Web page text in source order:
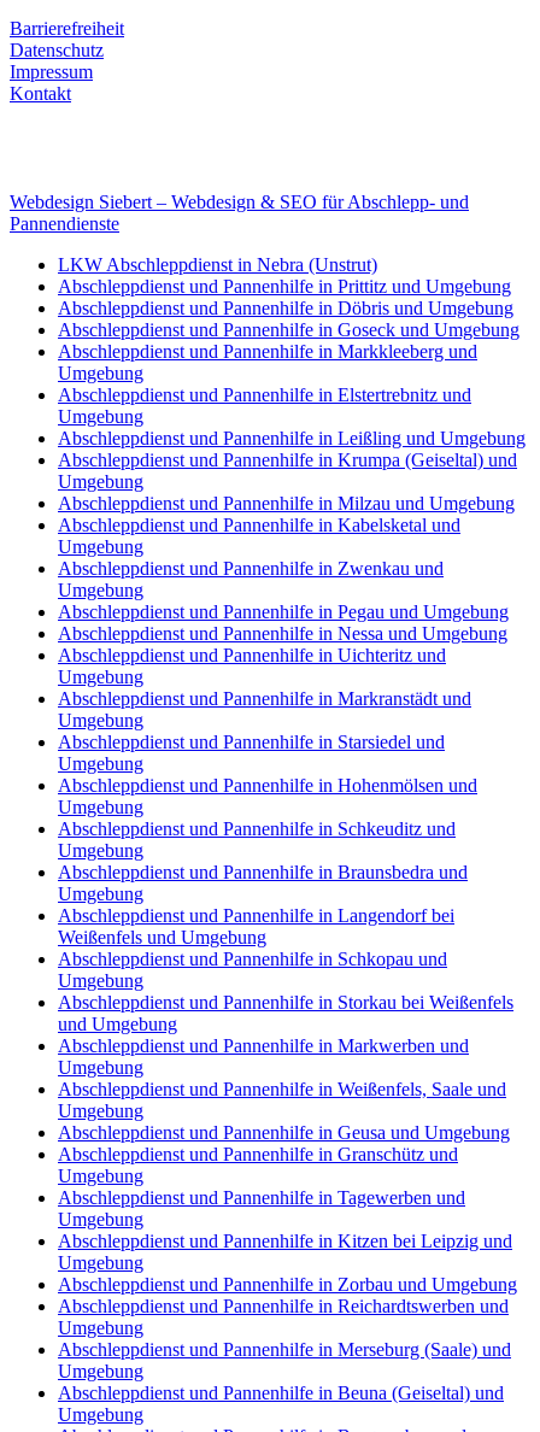
Barrierefreiheit
Datenschutz
Impressum
Kontakt
Webdesign Siebert – Webdesign & SEO für Abschlepp- und
Pannendienste
LKW Abschleppdienst in Nebra (Unstrut)
Abschleppdienst und Pannenhilfe in Prittitz und Umgebung
Abschleppdienst und Pannenhilfe in Döbris und Umgebung
Abschleppdienst und Pannenhilfe in Goseck und Umgebung
Abschleppdienst und Pannenhilfe in Markkleeberg und
Umgebung
Abschleppdienst und Pannenhilfe in Elstertrebnitz und
Umgebung
Abschleppdienst und Pannenhilfe in Leißling und Umgebung
Abschleppdienst und Pannenhilfe in Krumpa (Geiseltal) und
Umgebung
Abschleppdienst und Pannenhilfe in Milzau und Umgebung
Abschleppdienst und Pannenhilfe in Kabelsketal und
Umgebung
Abschleppdienst und Pannenhilfe in Zwenkau und
Umgebung
Abschleppdienst und Pannenhilfe in Pegau und Umgebung
Abschleppdienst und Pannenhilfe in Nessa und Umgebung
Abschleppdienst und Pannenhilfe in Uichteritz und
Umgebung
Abschleppdienst und Pannenhilfe in Markranstädt und
Umgebung
Abschleppdienst und Pannenhilfe in Starsiedel und
Umgebung
Abschleppdienst und Pannenhilfe in Hohenmölsen und
Umgebung
Abschleppdienst und Pannenhilfe in Schkeuditz und
Umgebung
Abschleppdienst und Pannenhilfe in Braunsbedra und
Umgebung
Abschleppdienst und Pannenhilfe in Langendorf bei
Weißenfels und Umgebung
Abschleppdienst und Pannenhilfe in Schkopau und
Umgebung
Abschleppdienst und Pannenhilfe in Storkau bei Weißenfels
und Umgebung
Abschleppdienst und Pannenhilfe in Markwerben und
Umgebung
Abschleppdienst und Pannenhilfe in Weißenfels, Saale und
Umgebung
Abschleppdienst und Pannenhilfe in Geusa und Umgebung
Abschleppdienst und Pannenhilfe in Granschütz und
Umgebung
Abschleppdienst und Pannenhilfe in Tagewerben und
Umgebung
Abschleppdienst und Pannenhilfe in Kitzen bei Leipzig und
Umgebung
Abschleppdienst und Pannenhilfe in Zorbau und Umgebung
Abschleppdienst und Pannenhilfe in Reichardtswerben und
Umgebung
Abschleppdienst und Pannenhilfe in Merseburg (Saale) und
Umgebung
Abschleppdienst und Pannenhilfe in Beuna (Geiseltal) und
Umgebung